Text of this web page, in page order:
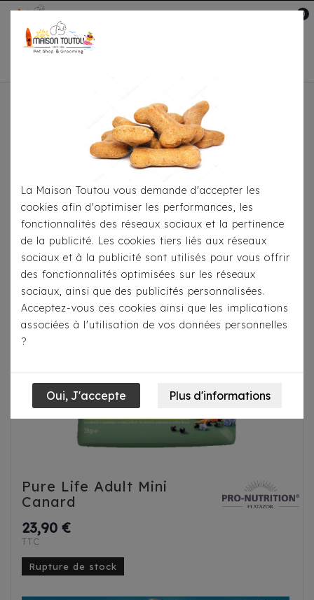
0
À Table Croquettes
Pure Life Adult Mini Canard
Pure Life Adult Mini
Canard
23,90 €
TTC
Rupture de stock
La Maison Toutou vous demande d'accepter les
cookies afin d'optimiser les performances, les
fonctionnalités des réseaux sociaux et la pertinence
de la publicité. Les cookies tiers liés aux réseaux
sociaux et à la publicité sont utilisés pour vous offrir
des fonctionnalités optimisées sur les réseaux
sociaux, ainsi que des publicités personnalisées.
Acceptez-vous ces cookies ainsi que les implications
associées à l'utilisation de vos données personnelles
?